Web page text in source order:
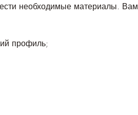
необходимые материалы. Вам
профиль;